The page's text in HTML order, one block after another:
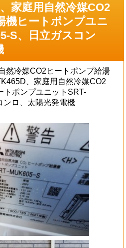
家庭用自然冷媒CO2
機ヒートポンプユニ
S、日立ガスコン
然冷媒CO2ヒートポンプ給湯
、家庭用自然冷媒CO2
トポンプユニットSRT-
ンロ、太陽光発電機